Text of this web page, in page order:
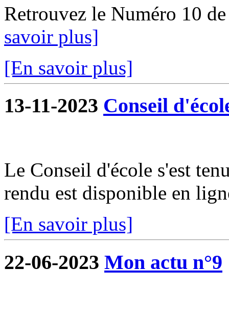
Retrouvez le Numéro 10
savoir plus]
[En savoir plus]
13-11-2023 Conseil
Le Conseil d'école s'est
rendu est disponible en
[En savoir plus]
22-06-2023 Mon actu n°9